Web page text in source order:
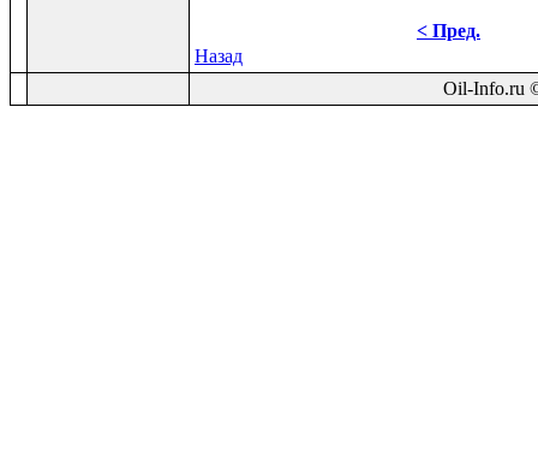
< Пред.
Назад
Oil-Info.ru